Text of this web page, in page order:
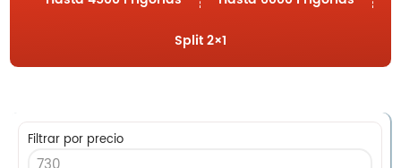
Nosotros
Contacto
Split 2×1
Filtrar por precio